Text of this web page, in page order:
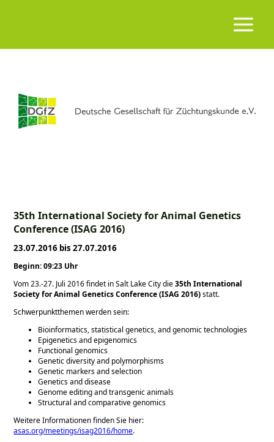
35th International Society for Animal Genetics
Conference (ISAG 2016)
23.07.2016 bis 27.07.2016
Beginn: 09:23 Uhr
Vom 23.-27. Juli 2016 findet in Salt Lake City die35th International
Society for Animal Genetics Conference (ISAG 2016)statt.
Schwerpunktthemen werden sein:
Bioinformatics, statistical genetics, and genomic technologies
Epigenetics and epigenomics
Functional genomics
Genetic diversity and polymorphisms
Genetic markers and selection
Genetics and disease
Genome editing and transgenic animals
Structural and comparative genomics
Weitere Informationen finden Sie hier:
asas.org/meetings/isag2016/home.